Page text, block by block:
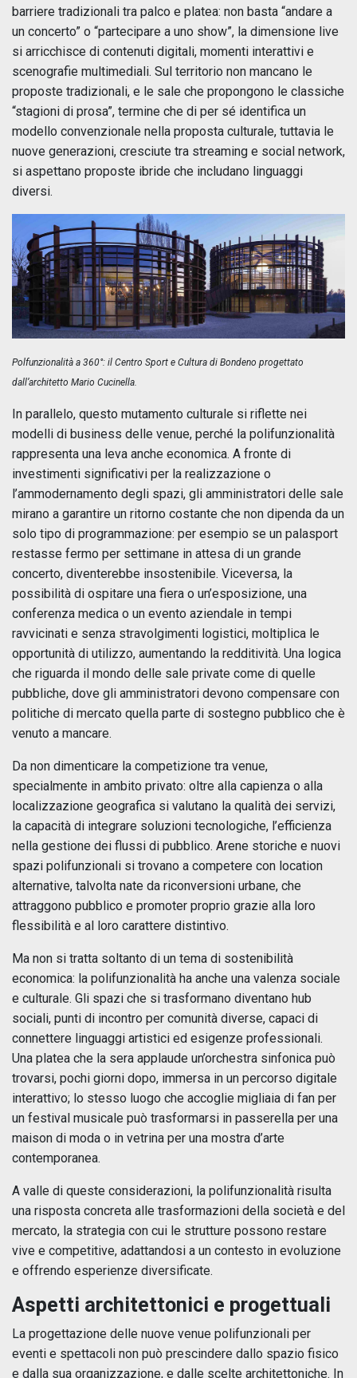
barriere tradizionali tra palco e platea: non basta “andare a
un concerto” o “partecipare a uno show”, la dimensione live
si arricchisce di contenuti digitali, momenti interattivi e
scenografie multimediali. Sul territorio non mancano le
proposte tradizionali, e le sale che propongono le classiche
“stagioni di prosa”, termine che di per sé identifica un
modello convenzionale nella proposta culturale, tuttavia le
nuove generazioni, cresciute tra streaming e social network,
si aspettano proposte ibride che includano linguaggi
diversi.
Polfunzionalità a 360°: il Centro Sport e Cultura di Bondeno progettato
dall’architetto Mario Cucinella.
In parallelo, questo mutamento culturale si riflette nei
modelli di business delle venue, perché la polifunzionalità
rappresenta una leva anche economica. A fronte di
investimenti significativi per la realizzazione o
l’ammodernamento degli spazi, gli amministratori delle sale
mirano a garantire un ritorno costante che non dipenda da un
solo tipo di programmazione: per esempio se un palasport
restasse fermo per settimane in attesa di un grande
concerto, diventerebbe insostenibile. Viceversa, la
possibilità di ospitare una fiera o un’esposizione, una
conferenza medica o un evento aziendale in tempi
ravvicinati e senza stravolgimenti logistici, moltiplica le
opportunità di utilizzo, aumentando la redditività. Una logica
che riguarda il mondo delle sale private come di quelle
pubbliche, dove gli amministratori devono compensare con
politiche di mercato quella parte di sostegno pubblico che è
venuto a mancare.
Da non dimenticare la competizione tra venue,
specialmente in ambito privato: oltre alla capienza o alla
localizzazione geografica si valutano la qualità dei servizi,
la capacità di integrare soluzioni tecnologiche, l’efficienza
nella gestione dei flussi di pubblico. Arene storiche e nuovi
spazi polifunzionali si trovano a competere con location
alternative, talvolta nate da riconversioni urbane, che
attraggono pubblico e promoter proprio grazie alla loro
flessibilità e al loro carattere distintivo.
Ma non si tratta soltanto di un tema di sostenibilità
economica: la polifunzionalità ha anche una valenza sociale
e culturale. Gli spazi che si trasformano diventano hub
sociali, punti di incontro per comunità diverse, capaci di
connettere linguaggi artistici ed esigenze professionali.
Una platea che la sera applaude un’orchestra sinfonica può
trovarsi, pochi giorni dopo, immersa in un percorso digitale
interattivo; lo stesso luogo che accoglie migliaia di fan per
un festival musicale può trasformarsi in passerella per una
maison di moda o in vetrina per una mostra d’arte
contemporanea.
A valle di queste considerazioni, la polifunzionalità risulta
una risposta concreta alle trasformazioni della società e del
mercato, la strategia con cui le strutture possono restare
vive e competitive, adattandosi a un contesto in evoluzione
e offrendo esperienze diversificate.
Aspetti architettonici e progettuali
La progettazione delle nuove venue polifunzionali per
eventi e spettacoli non può prescindere dallo spazio fisico
e dalla sua organizzazione, e dalle scelte architettoniche. In